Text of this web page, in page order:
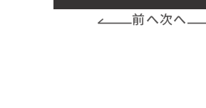
前へ次へ